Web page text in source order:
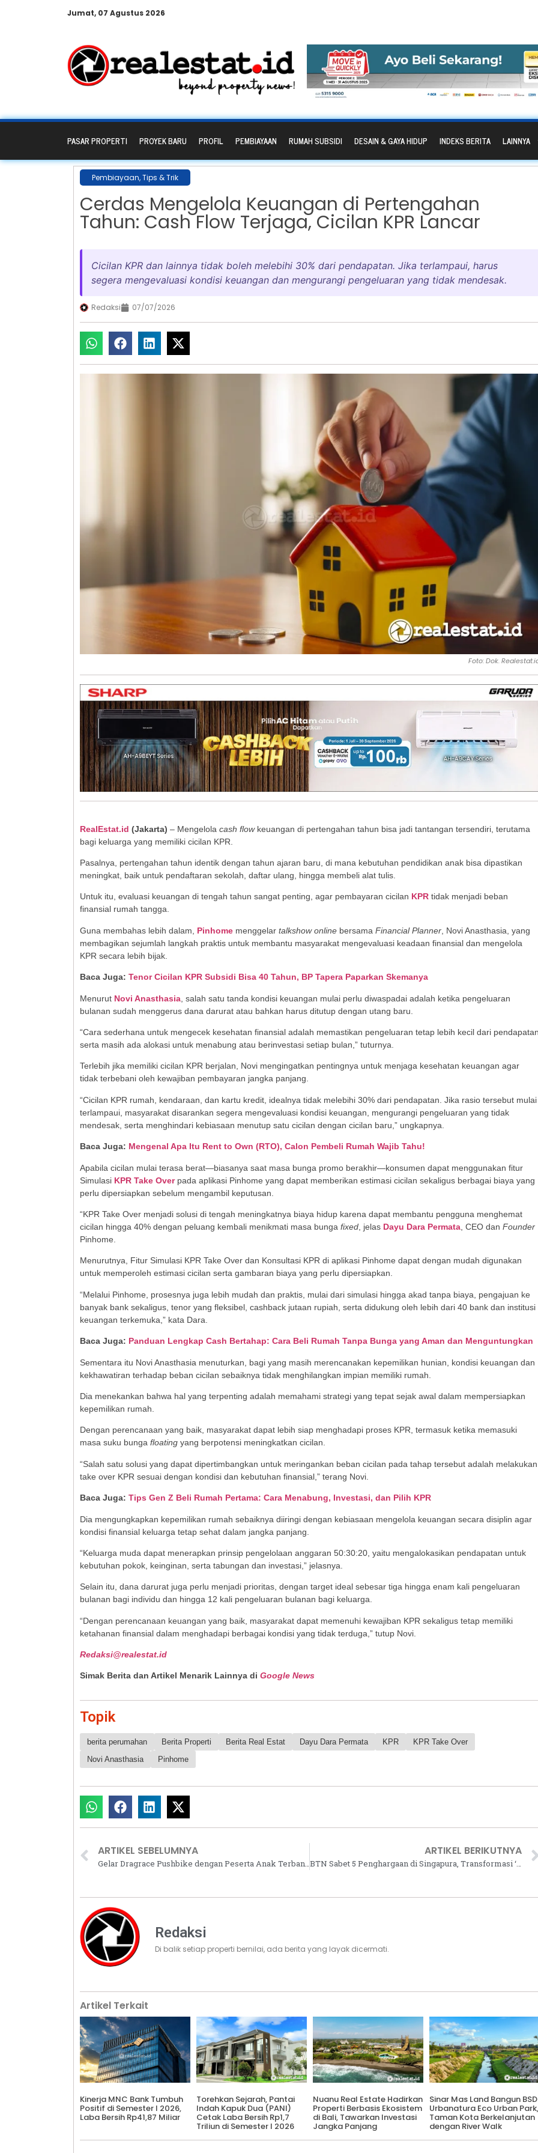
Jumat, 07 Agustus 2026
PASAR PROPERTI PROYEK BARU PROFIL PEMBIAYAAN RUMAH SUBSIDI DESAIN & GAYA HIDUP INDEKS BERITA LAINNYA
Pembiayaan,Tips & Trik
Cerdas Mengelola Keuangan di Pertengahan
Tahun: Cash Flow Terjaga, Cicilan KPR Lancar
Cicilan KPR dan lainnya tidak boleh melebihi 30% dari pendapatan. Jika terlampaui, harus
segera mengevaluasi kondisi keuangan dan mengurangi pengeluaran yang tidak mendesak.
Redaksi 07/07/2026
Foto: Dok.
RealEstat.id (Jakarta) – Mengelola cash flowkeuangan di pertengahan tahun bisa jadi tantangan tersendiri, terutama
bagi keluarga yang memiliki cicilan KPR.
Pasalnya, pertengahan tahun identik dengan tahun ajaran baru, di mana kebutuhan pendidikan anak bisa dipastikan
meningkat, baik untuk pendaftaran sekolah, daftar ulang, hingga membeli alat tulis.
Untuk itu, evaluasi keuangan di tengah tahun sangat penting, agar pembayaran cicilan KPR tidak menjadi beban
finansial rumah tangga.
Guna membahas lebih dalam, Pinhome menggelar talkshow online bersama Financial Planner , Novi Anasthasia, yang
membagikan sejumlah langkah praktis untuk membantu masyarakat mengevaluasi keadaan finansial dan mengelola
KPR secara lebih bijak.
Baca Juga: Tenor Cicilan KPR Subsidi Bisa 40 Tahun, BP Tapera Paparkan Skemanya
Menurut Novi Anasthasia , salah satu tanda kondisi keuangan mulai perlu diwaspadai adalah ketika pengeluaran
bulanan sudah menggerus dana darurat atau bahkan harus ditutup dengan utang baru.
“Cara sederhana untuk mengecek kesehatan finansial adalah memastikan pengeluaran tetap lebih kecil dari
serta masih ada alokasi untuk menabung atau berinvestasi setiap bulan,” tuturnya.
Terlebih jika memiliki cicilan KPR berjalan, Novi mengingatkan pentingnya untuk menjaga kesehatan keuangan agar
tidak terbebani oleh kewajiban pembayaran jangka panjang.
“Cicilan KPR rumah, kendaraan, dan kartu kredit, idealnya tidak melebihi 30% dari pendapatan. Jika rasio tersebut mulai
terlampaui, masyarakat disarankan segera mengevaluasi kondisi keuangan, mengurangi pengeluaran yang tidak
mendesak, serta menghindari kebiasaan menutup satu cicilan dengan cicilan baru,” ungkapnya.
Baca Juga: Mengenal Apa Itu Rent to Own (RTO), Calon Pembeli Rumah Wajib Tahu!
Apabila cicilan mulai terasa berat—biasanya saat masa bunga promo berakhir—konsumen dapat menggunakan fitur
Simulasi KPR Take Over pada aplikasi Pinhome yang dapat memberikan estimasi cicilan sekaligus berbagai biaya yang
perlu dipersiapkan sebelum mengambil keputusan.
“KPR Take Over menjadi solusi di tengah meningkatnya biaya hidup karena dapat membantu pengguna menghemat
cicilan hingga 40% dengan peluang kembali menikmati masa bunga fixed , jelas Dayu Dara Permata , CEO dan Founder
Pinhome.
Menurutnya, Fitur Simulasi KPR Take Over dan Konsultasi KPR di aplikasi Pinhome dapat dengan mudah digunakan
untuk memperoleh estimasi cicilan serta gambaran biaya yang perlu dipersiapkan.
“Melalui Pinhome, prosesnya juga lebih mudah dan praktis, mulai dari simulasi hingga akad tanpa biaya, pengajuan ke
banyak bank sekaligus, tenor yang fleksibel, cashback jutaan rupiah, serta didukung oleh lebih dari 40 bank dan institusi
keuangan terkemuka,” kata Dara.
Baca Juga: Panduan Lengkap Cash Bertahap: Cara Beli Rumah Tanpa Bunga yang Aman dan Menguntungkan
Sementara itu Novi Anasthasia menuturkan, bagi yang masih merencanakan kepemilikan hunian, kondisi keuangan dan
kekhawatiran terhadap beban cicilan sebaiknya tidak menghilangkan impian memiliki rumah.
Dia menekankan bahwa hal yang terpenting adalah memahami strategi yang tepat sejak awal dalam mempersiapkan
kepemilikan rumah.
Dengan perencanaan yang baik, masyarakat dapat lebih siap menghadapi proses KPR, termasuk ketika memasuki
masa suku bunga floating yang berpotensi meningkatkan cicilan.
“Salah satu solusi yang dapat dipertimbangkan untuk meringankan beban cicilan pada tahap tersebut adalah melakukan
take over KPR sesuai dengan kondisi dan kebutuhan finansial,” terang Novi.
Baca Juga: Tips Gen Z Beli Rumah Pertama: Cara Menabung, Investasi, dan Pilih KPR
Dia mengungkapkan kepemilikan rumah sebaiknya diiringi dengan kebiasaan mengelola keuangan secara disiplin agar
kondisi finansial keluarga tetap sehat dalam jangka panjang.
“Keluarga muda dapat menerapkan prinsip pengelolaan anggaran 50:30:20, yaitu mengalokasikan pendapatan untuk
kebutuhan pokok, keinginan, serta tabungan dan investasi,” jelasnya.
Selain itu, dana darurat juga perlu menjadi prioritas, dengan target ideal sebesar tiga hingga enam kali pengeluaran
bulanan bagi individu dan hingga 12 kali pengeluaran bulanan bagi keluarga.
“Dengan perencanaan keuangan yang baik, masyarakat dapat memenuhi kewajiban KPR sekaligus tetap memiliki
ketahanan finansial dalam menghadapi berbagai kondisi yang tidak terduga,” tutup Novi.
Redaksi@realestat.id
Simak Berita dan Artikel Menarik Lainnya di Google News
Topik
berita perumahan Berita Properti Berita Real Estat Dayu Dara Permata KPR
KPR Take Over
Novi Anasthasia
Pinhome
ARTIKEL SEBELUMNYA
Gelar Dragrace Pushbike dengan Peserta Anak Terbanyak, Metland Cikarang Diganjar Rekor MURI
ARTIKEL BERIKUTNYA
BTN Sabet 5 Penghargaan di Singapura, Transformasi ‘Beyond Mortgage’ Buahkan Hasil
Redaksi
Di balik setiap properti bernilai, ada berita yang layak dicermati.
Artikel Terkait
Kinerja MNC Bank Tumbuh
Positif di Semester I 2026,
Laba Bersih Rp41,87 Miliar
Torehkan Sejarah, Pantai
Indah Kapuk Dua (PANI)
Cetak Laba Bersih Rp1,7
Triliun di Semester I 2026
Nuanu Real Estate Hadirkan
Properti Berbasis Ekosistem
di Bali, Tawarkan Investasi
Jangka Panjang
Sinar Mas Land Bangun BSD
Urbanatura Eco Urban Park,
Taman Kota Berkelanjutan
dengan River Walk